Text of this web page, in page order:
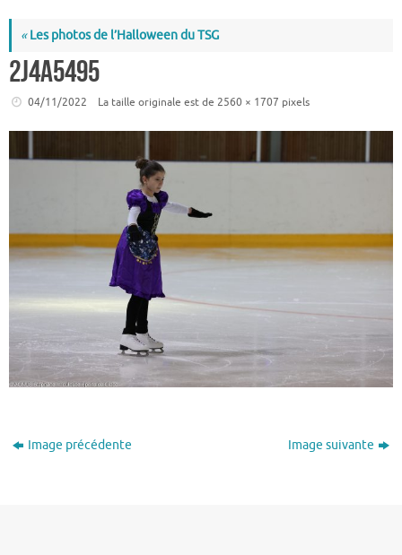
«Les photos de l’Halloween du TSG
2J4A5495
04/11/2022 La taille originale est de 2560 × 1707 pixels
Image précédente Image suivante